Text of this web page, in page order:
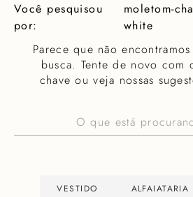
moletom-
white
Parece que não
busca. Tente de novo com
chave ou veja nossas
O que está procurando?
VESTIDO ALFAIATARIA